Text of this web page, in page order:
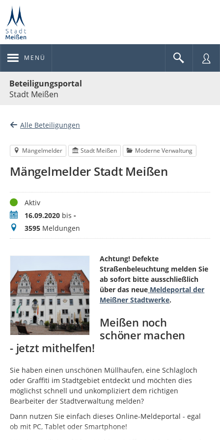
MENÜ
Beteiligungsportal
Stadt Meißen
Alle Beteiligungen
Mängelmelder Stadt Meißen Moderne Verwaltung
Mängelmelder Stadt Meißen
StatusAktiv
Zeitraum16.09.2020 bis -
Meldungen
3595 Meldungen
Achtung! Defekte
Straßenbeleuchtung melden Sie
ab sofort bitte ausschließlich
über das neue Meldeportal der
Meißner Stadtwerke.
Meißen noch
schöner machen
- jetzt mithelfen!
Sie haben einen unschönen Müllhaufen, eine Schlagloch
oder Graffiti im Stadtgebiet entdeckt und möchten dies
möglichst schnell und unkompliziert dem richtigen
Bearbeiter der Stadtverwaltung melden?
Dann nutzen Sie einfach dieses Online-Meldeportal - egal
ob mit PC, Tablet oder Smartphone!